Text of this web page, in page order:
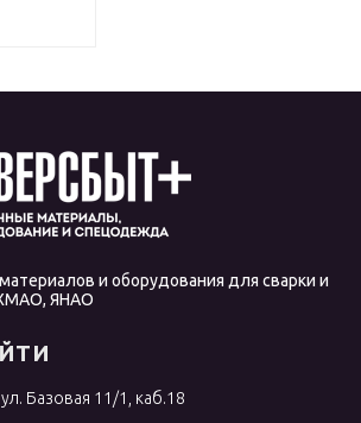
и оборудования для сварки и
ЯНАО
Базовая 11/1, каб.18